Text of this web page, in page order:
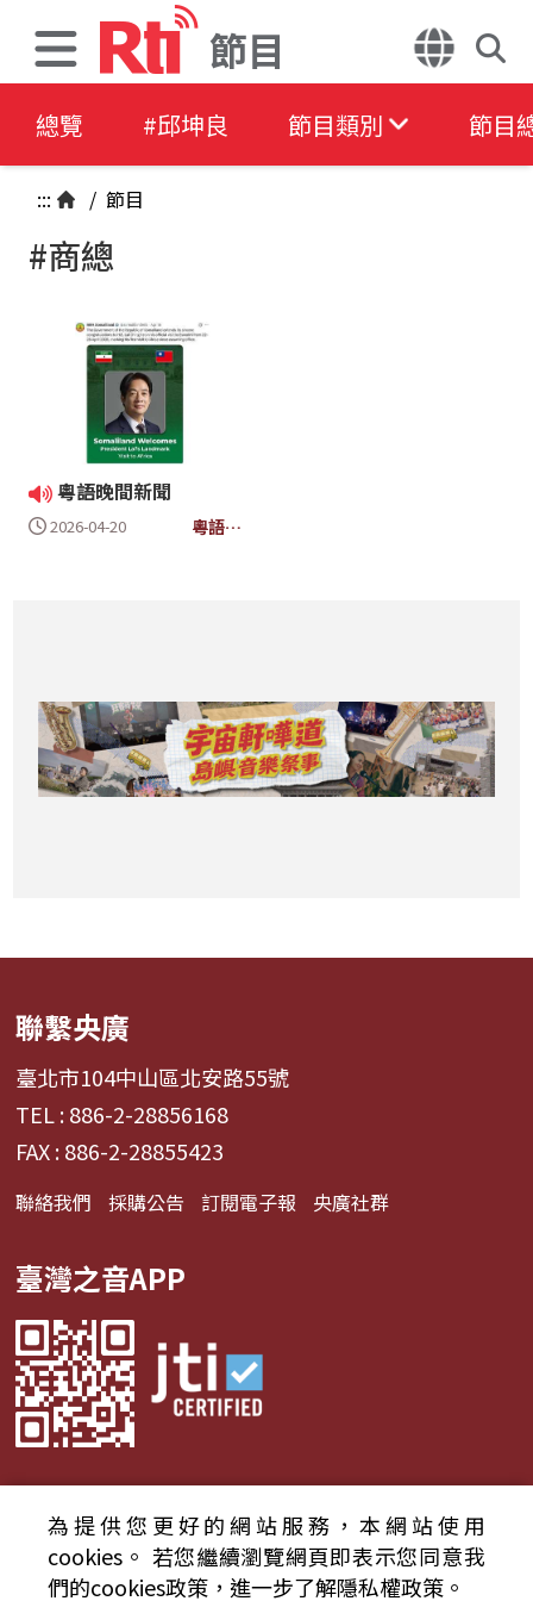
節目
總覽 #邱坤良 節目類別 節目
::: / 節目
#商總
粵語晚間新聞
2026-04-20
粵語晚
聯繫央廣
臺北市104中山區北安路55號
TEL : 886-2-28856168
FAX : 886-2-28855423
聯絡我們 採購公告 訂閱電子報 央廣社群
臺灣之音APP
© 2024財團法人中央廣播電臺 版權所有
資通安全政策聲明
服務條款 隱私權條款
為提供您更好的網站服務，本網站使用
cookies。 若您繼續瀏覽網頁即表示您同意我
們的cookies政策，進一步了解隱私權政策。